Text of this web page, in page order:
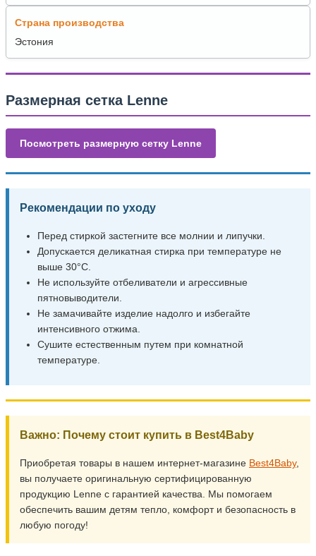
Страна производства
Эстония
Размерная сетка Lenne
Посмотреть размерную сетку Lenne
Рекомендации по уходу
Перед стиркой застегните все молнии и липучки.
Допускается деликатная стирка при температуре не
выше 30°C.
Не используйте отбеливатели и агрессивные
пятновыводители.
Не замачивайте изделие надолго и избегайте
интенсивного отжима.
Сушите естественным путем при комнатной
температуре.
Важно: Почему стоит купить в Best4Baby
Приобретая товары в нашем интернет-магазине Best4Baby,
вы получаете оригинальную сертифицированную
продукцию Lenne с гарантией качества. Мы помогаем
обеспечить вашим детям тепло, комфорт и безопасность в
любую погоду!